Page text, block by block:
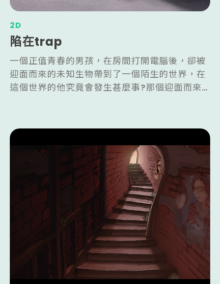
2D
陷在trap
一個正值青春的男孩，在房間打開電腦後，卻被
迎面而來的未知生物帶到了一個陌生的世界，在
這個世界的他究竟會發生甚麼事?那個迎面而來